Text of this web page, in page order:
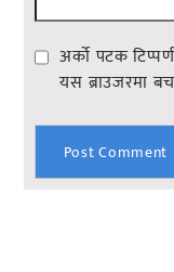
अर्को पटक
यस ब्राउजरमा